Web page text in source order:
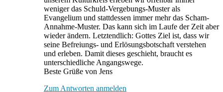
weniger das Schuld-Vergebungs-Muster als
Evangelium und stattdessen immer mehr das Scham-
Annahme-Muster. Das kann sich im Laufe der Zeit aber
wieder ändern. Letztendlich: Gottes Ziel ist, dass wir
seine Befreiungs- und Erlösungsbotschaft verstehen
und erleben. Damit dieses geschieht, braucht es
unterschiedliche Angangswege.
Beste Grüße von Jens
Zum Antworten anmelden